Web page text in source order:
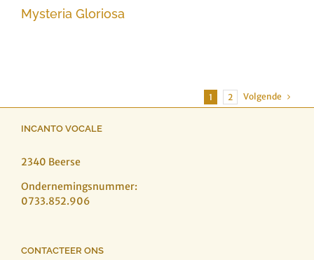
Mysteria Gloriosa
1 2 Volgende
INCANTO VOCALE
2340 Beerse
Ondernemingsnummer:
0733.852.906
CONTACTEER ONS